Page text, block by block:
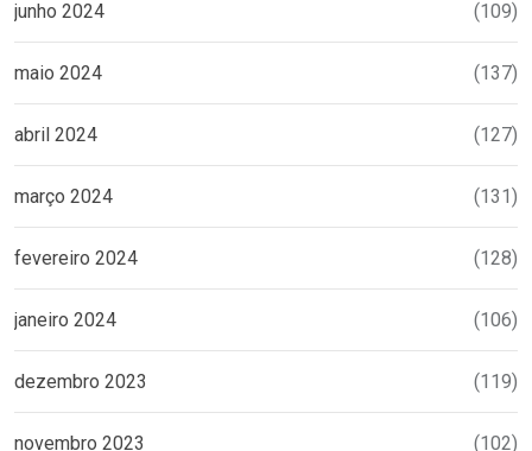
junho 2024 (109)
maio 2024 (137)
abril 2024 (127)
março 2024 (131)
fevereiro 2024 (128)
janeiro 2024 (106)
dezembro 2023 (119)
novembro 2023 (102)